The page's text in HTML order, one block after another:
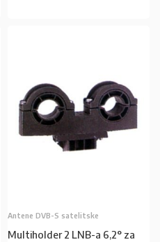
Antene DVB-S satelitske
Multiholder 2 LNB-a 6,2° za